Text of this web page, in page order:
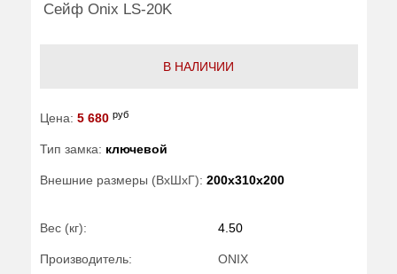
Сейф Onix LS-20K
В НАЛИЧИИ
Цена: 5 680 руб
Тип замка: ключевой
Внешние размеры (ВхШхГ): 200x310x200
Вес (кг): 4.50
Производитель: ONIX